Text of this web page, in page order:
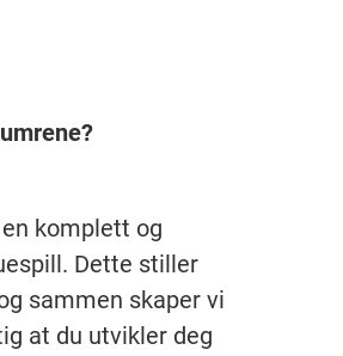
komplett og
Dette stiller
sammen skaper vi
at du utvikler deg